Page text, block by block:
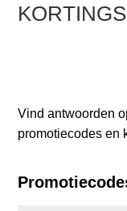
Combo-deals
Vind antwoorden
promotiecodes en